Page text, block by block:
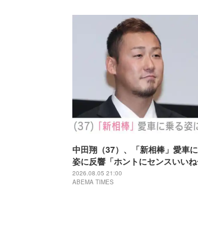
中田翔（37）、「新相棒」愛車
姿に反響「ホントにセンスいい
「何台持っているのですか？」
2026.08.05 21:00
ABEMA TIMES